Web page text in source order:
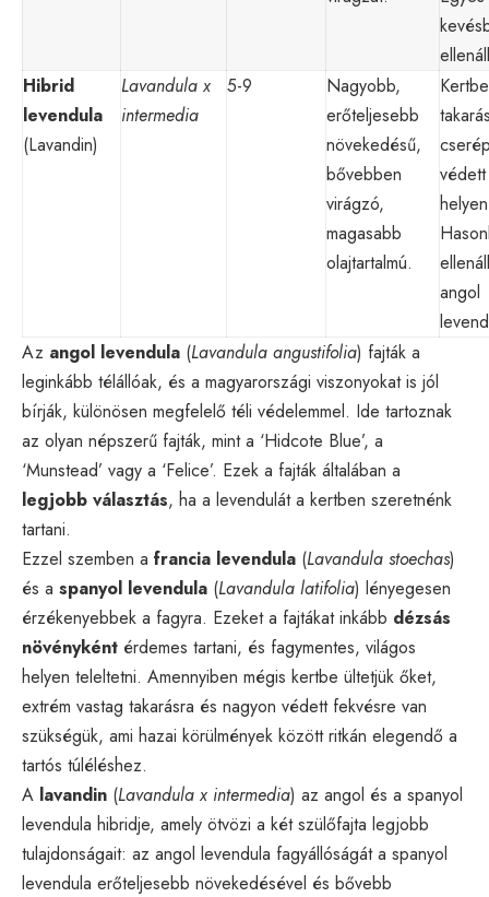
Hibrid
levendula
(Lavandin)
Lavandula x
intermedia
5-9
Nagyobb,
erőteljesebb
növekedésű,
bővebben
virágzó,
magasabb
olajtartalmú.
védett
angol
Az angol levendula (Lavandula angustifolia) fajták a
leginkább télállóak, és a magyarországi viszonyokat is jól
bírják, különösen megfelelő téli védelemmel. Ide tartoznak
az olyan népszerű fajták, mint a ‘Hidcote Blue’, a
‘Munstead’ vagy a ‘Felice’. Ezek a fajták általában a
legjobb választás, ha a levendulát a kertben szeretnénk
tartani.
Ezzel szemben a francia levendula (Lavandula stoechas)
és a spanyol levendula (Lavandula latifolia) lényegesen
érzékenyebbek a fagyra. Ezeket a fajtákat inkább dézsás
növényként érdemes tartani, és fagymentes, világos
helyen teleltetni. Amennyiben mégis kertbe ültetjük őket,
extrém vastag takarásra és nagyon védett fekvésre van
szükségük, ami hazai körülmények között ritkán elegendő a
tartós túléléshez.
A lavandin (Lavandula x intermedia) az angol és a spanyol
levendula hibridje, amely ötvözi a két szülőfajta legjobb
tulajdonságait: az angol levendula fagyállóságát a spanyol
levendula erőteljesebb növekedésével és bővebb